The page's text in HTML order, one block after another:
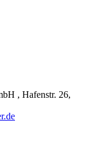
, Hafenstr. 26,